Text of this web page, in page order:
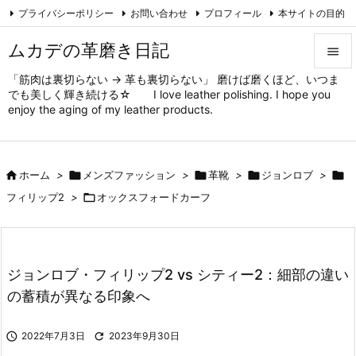
ムカデの革磨き日記
「筋肉は裏切らない → 革も裏切らない」 磨けば磨くほど、いつま
でも美しく輝き続ける☆ I love leather polishing. I hope you
enjoy the aging of my leather products.


メニュ
サイド

前へ
プライバシーポリシー お問い合わせ プロフィール 本サイトの目的
ムカデの趣味 
ホーム >  メンズファッション > 革靴 > ジョンロブ > 
フィリップ2 > オックスフォードカーフ
ジョンロブ・フィリップ2 vs シティー2：細部の違い
の蓄積が異なる印象へ
 2022年7月3日  2023年9月30日